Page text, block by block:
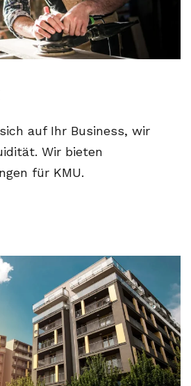
auf Ihr Business, wir
Wir bieten
für KMU.